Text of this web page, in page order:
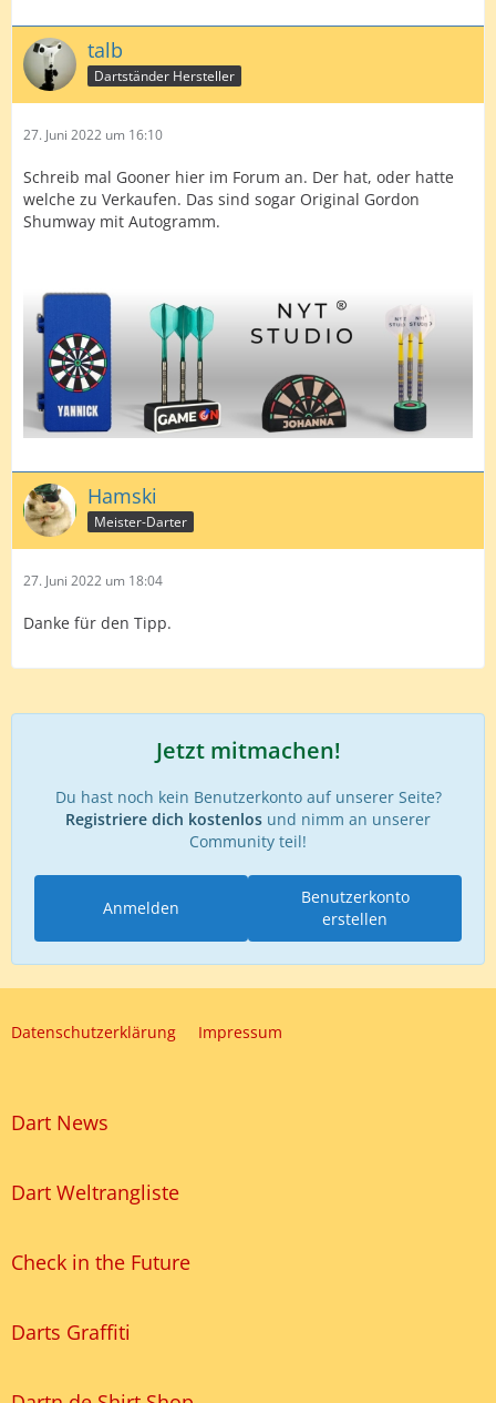
talb
Dartständer Hersteller
27. Juni 2022 um 16:10
Schreib mal Gooner hier im Forum an. Der hat, oder hatte
welche zu Verkaufen. Das sind sogar Original Gordon
Shumway mit Autogramm.
Hamski
Meister-Darter
27. Juni 2022 um 18:04
Danke für den Tipp.
Jetzt mitmachen!
Du hast noch kein Benutzerkonto auf unserer Seite?
Registriere dich kostenlos und nimm an unserer
Community teil!
Benutzerkonto
erstellen
Anmelden
Datenschutzerklärung Impressum
Dart News
Dart Weltrangliste
Check in the Future
Darts Graffiti